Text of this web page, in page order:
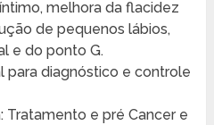
melhora da flacidez
de pequenos lábios,
e do ponto G.
para diagnóstico e controle
Tratamento e pré Cancer e